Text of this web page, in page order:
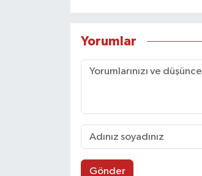
Yorumlar
Gönder